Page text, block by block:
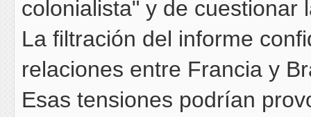
colonialista" y de cuestionar
La filtración del informe
relaciones entre Francia y
Esas tensiones podrían